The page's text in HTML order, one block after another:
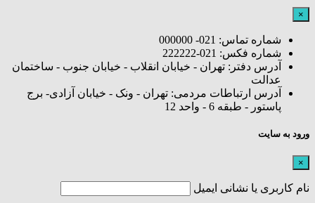
×
شماره تماس: 021- 000000
شماره فکس: 021-222222
آدرس دفتر: تهران - خیابان انقلاب - خیابان جنوب - ساختمان
عدالت
آدرس ارتباطات مردمی: تهران - ونک - خیابان آزادی- برج
پاستور - طبقه 6 - واحد 12
ورود به سایت
×
نام کاربری یا نشانی ایمیل